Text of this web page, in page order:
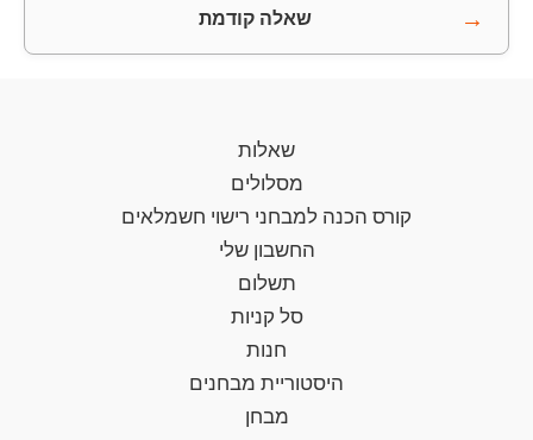
→ שאלה קודמת
שאלות
מסלולים
קורס הכנה למבחני רישוי חשמלאים
החשבון שלי
תשלום
סל קניות
חנות
היסטוריית מבחנים
מבחן